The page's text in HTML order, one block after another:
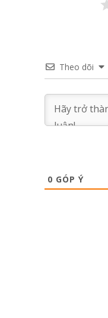
Theo dõi
0 GÓP Ý